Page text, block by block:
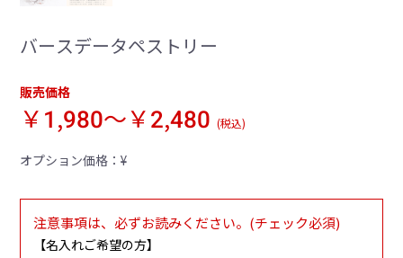
バースデータペストリー
販売価格
￥1,980～￥2,480 (税込)
オプション価格：¥
注意事項は、必ずお読みください。(チェック必須)
【名入れご希望の方】